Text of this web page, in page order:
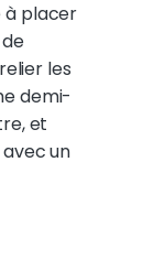
à placer
les
demi-
et
un